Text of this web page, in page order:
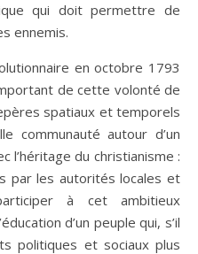
qui doit permettre de
ennemis.
en octobre 1793
de cette volonté de
spatiaux et temporels
communauté autour d’un
l’héritage du christianisme :
par les autorités locales et
à cet ambitieux
d’un peuple qui, s’il
politiques et sociaux plus